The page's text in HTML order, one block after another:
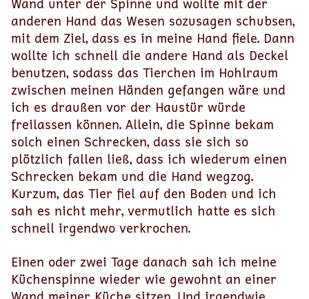
anderen Hand das Wesen sozusagen schubsen,
mit dem Ziel, dass es in meine Hand fiele. Dann
wollte ich schnell die andere Hand als Deckel
benutzen, sodass das Tierchen im Hohlraum
zwischen meinen Händen gefangen wäre und
ich es draußen vor der Haustür würde
freilassen können. Allein, die Spinne bekam
solch einen Schrecken, dass sie sich so
plötzlich fallen ließ, dass ich wiederum einen
Schrecken bekam und die Hand wegzog.
Kurzum, das Tier fiel auf den Boden und ich
sah es nicht mehr, vermutlich hatte es sich
schnell irgendwo verkrochen.
Einen oder zwei Tage danach sah ich meine
Küchenspinne wieder wie gewohnt an einer